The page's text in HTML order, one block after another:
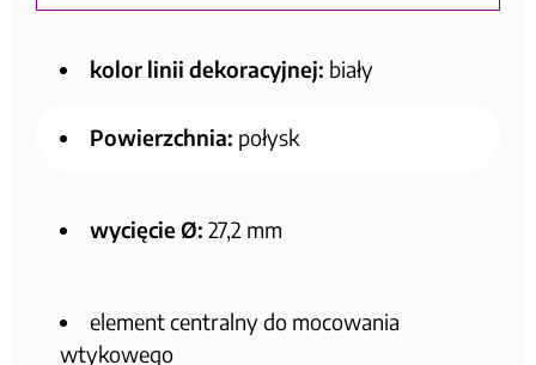
kolor linii dekoracyjnej: biały
Powierzchnia: połysk
wycięcie Ø: 27,2 mm
element centralny do mocowania
wtykowego